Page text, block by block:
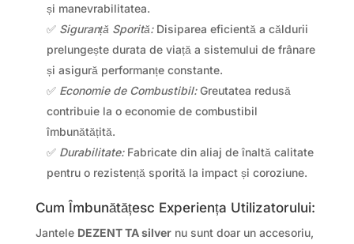
și manevrabilitatea.
✅ Siguranță Sporită:Disiparea eficientă a căldurii
prelungește durata de viață a sistemului de frânare
și asigură performanțe constante.
✅ Economie de Combustibil:Greutatea redusă
contribuie la o economie de combustibil
îmbunătățită.
✅ Durabilitate:Fabricate din aliaj de înaltă calitate
pentru o rezistență sporită la impact și coroziune.
Cum Îmbunătățesc Experiența Utilizatorului:
Jantele DEZENT TA silvernu sunt doar un accesoriu,